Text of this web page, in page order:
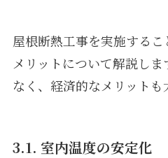
屋根断熱工事を実施する
メリットについて解説し
なく、経済的なメリットも
3.1. 室内温度の安定化